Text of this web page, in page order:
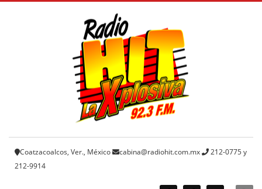
Coatzacoalcos, Ver., México cabina@radiohit.com.mx
212-0775 y
212-9914